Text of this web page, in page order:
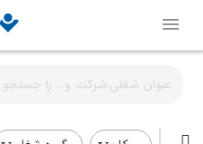
معاون مدیر عملکرد
تهران
حضوری بیش